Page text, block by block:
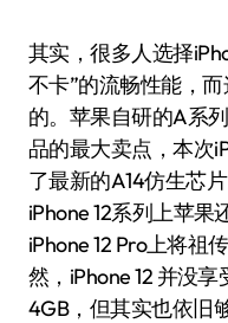
其实，很多人选择
不卡”的流畅性能，
的。苹果自研的A系
品的最大卖点，本次
了最新的A14仿生芯
iPhone 12系列上苹
iPhone 12 Pro上将祖
然，iPhone 12 并没
4GB，但其实也依旧